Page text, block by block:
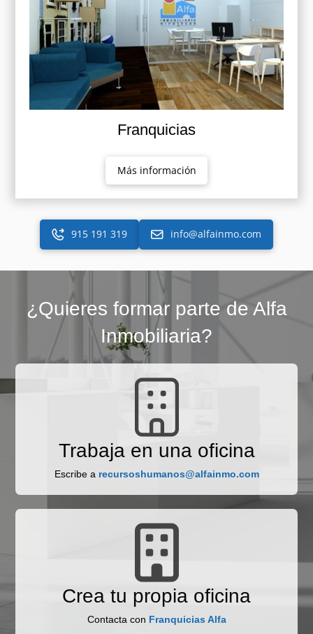
Franquicias
Más información
915 191 319 info@alfainmo.com
¿Quieres formar parte de Alfa
Inmobiliaria?
Trabaja en una oficina
Escribe a recursoshumanos@alfainmo.com
Crea tu propia oficina
Contacta con Franquicias Alfa